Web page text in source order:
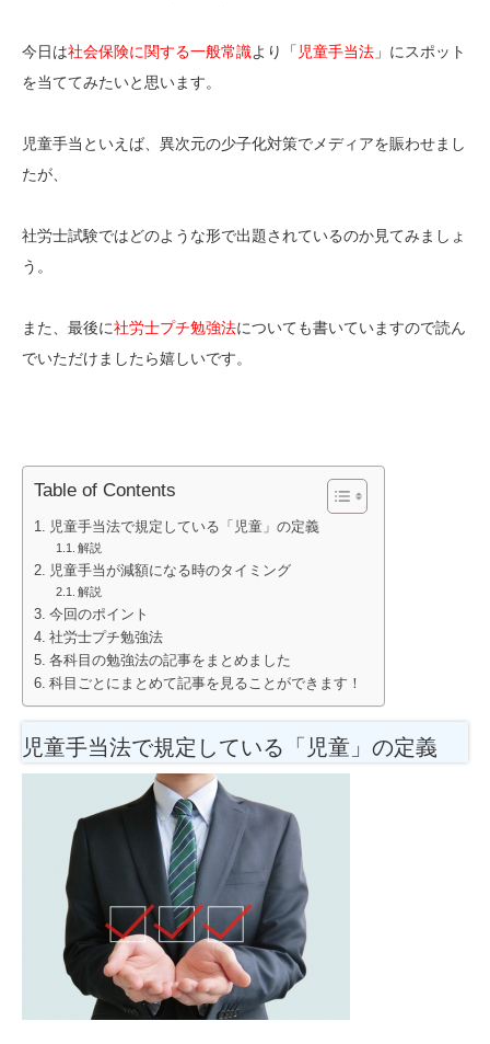
今日は社会保険に関する一般常識より「 児童手当法 」にスポット
を当ててみたいと思います。
児童手当といえば、異次元の少子化対策でメディアを賑わせまし
たが、
社労士試験ではどのような形で出題されているのか見てみましょ
う。
また、最後に社労士プチ勉強法についても書いていますので読ん
でいただけましたら嬉しいです。
Table of Contents
児童手当法で規定している「児童」の定義
解説
児童手当が減額になる時のタイミング
解説
今回のポイント
社労士プチ勉強法
各科目の勉強法の記事をまとめました
科目ごとにまとめて記事を見ることができます！
児童手当法で規定している「児童」の定義